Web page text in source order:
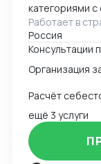
категориями
понимание
Ключевые
цикла ВЭД
доставки на
оплата —
сертификации,
маршрутов,
Работает в
Россия
Консультации
ещё 3 услуги